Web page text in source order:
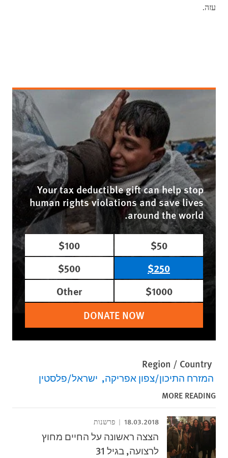
עזה.
Your tax deductible gift can help stop
human rights violations and save lives
around the world.
$50
$100
$250
$500
$1000
Other
DONATE NOW
Region / Country
המזרח התיכון/צפון אפריקה ישראל/פלסטין
MORE READING
18.03.2018 פרשנות
הצצה ראשונה על החיים מחוץ
לרצועה, בגיל 31